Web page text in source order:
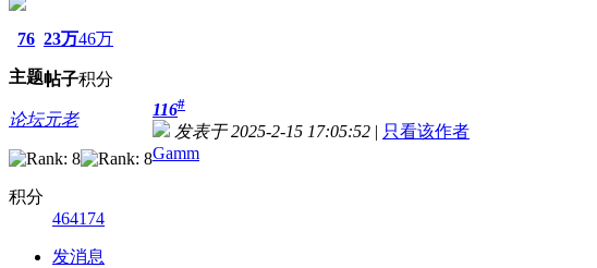
76
主题
23万
帖子
46万
积分
论坛元老
积分
464174
发消息
116#
发表于 2025-2-15 17:05:52 | 只看该作者
Gamm